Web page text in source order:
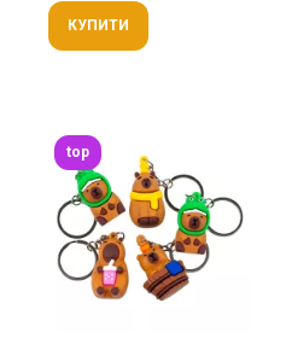
КУПИТИ
top